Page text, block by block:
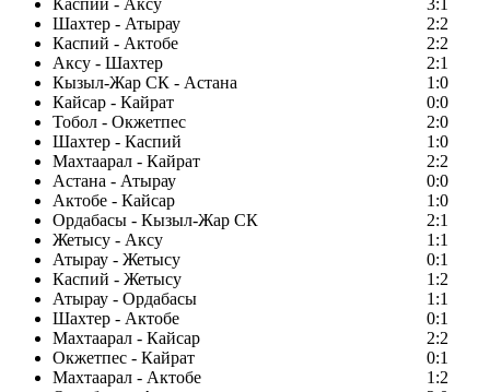
Каспий - Аксу
3:1
Шахтер - Атырау
2:2
Каспий - Актобе
2:2
Аксу - Шахтер
2:1
Кызыл-Жар СК - Астана
1:0
Кайсар - Кайрат
0:0
Тобол - Окжетпес
2:0
Шахтер - Каспий
1:0
Махтаарал - Кайрат
2:2
Астана - Атырау
0:0
Актобе - Кайсар
1:0
Ордабасы - Кызыл-Жар СК
2:1
Жетысу - Аксу
1:1
Атырау - Жетысу
0:1
Каспий - Жетысу
1:2
Атырау - Ордабасы
1:1
Шахтер - Актобе
0:1
Махтаарал - Кайсар
2:2
Окжетпес - Кайрат
0:1
Махтаарал - Актобе
1:2